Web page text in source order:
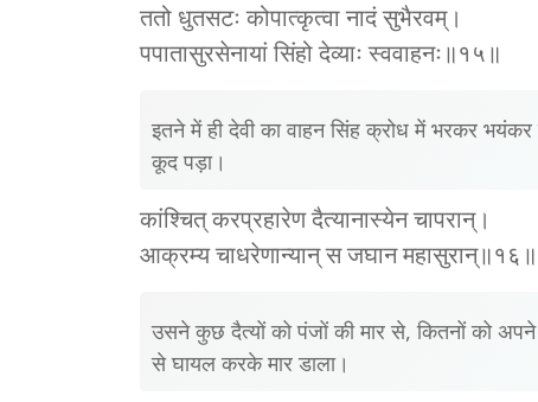
ततो धुतसटः कोपात्कृत्वा नादं सुभैरवम्।
पपातासुरसेनायां सिंहो देव्याः स्ववाहनः॥१५॥
इतने में ही देवी का वाहन सिंह क्रोध में भरकर
कूद पड़ा।
कांश्‍चित् करप्रहारेण दैत्यानास्येन चापरान्।
आक्रम्य चाधरेणान्यान्‌ स जघान महासुरान्॥१६॥
उसने कुछ दैत्यों को पंजों की मार से, कितनों को
से घायल करके मार डाला।